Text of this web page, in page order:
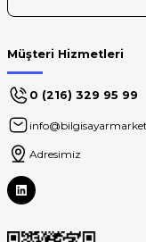
Müşteri Hizmetleri
0 (216) 329 95 99
Adresimiz